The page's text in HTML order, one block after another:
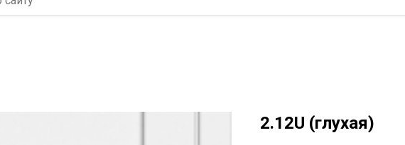
2.12U (глухая)